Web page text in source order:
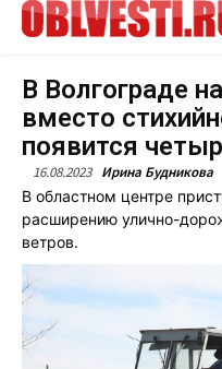
В Волгограде
вместо
появится
16.08.2023 Ирина Будникова
В областном центре
расширению улично-
ветров.